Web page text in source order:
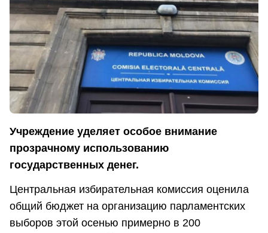
Учреждение уделяет особое внимание
прозрачному использованию
государственных денег.
Центральная избирательная комиссия оценила
общий бюджет на организацию парламентских
выборов этой осенью примерно в 200